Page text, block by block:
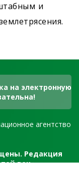
и
на электронную
агентство
Редакция
век»